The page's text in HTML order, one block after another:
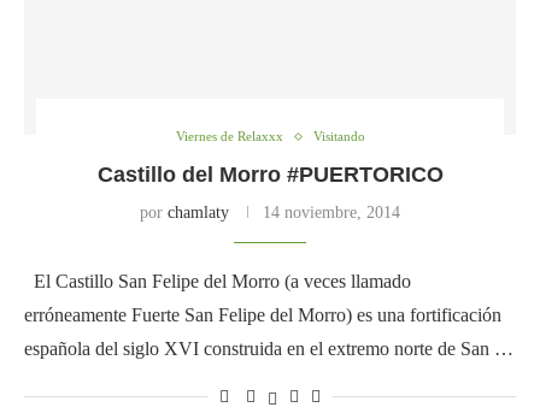
Viernes de Relaxxx Visitando
Castillo del Morro #PUERTORICO
por chamlaty 14 noviembre, 2014
El Castillo San Felipe del Morro (a veces llamado
erróneamente Fuerte San Felipe del Morro) es una fortificación
española del siglo XVI construida en el extremo norte de San …